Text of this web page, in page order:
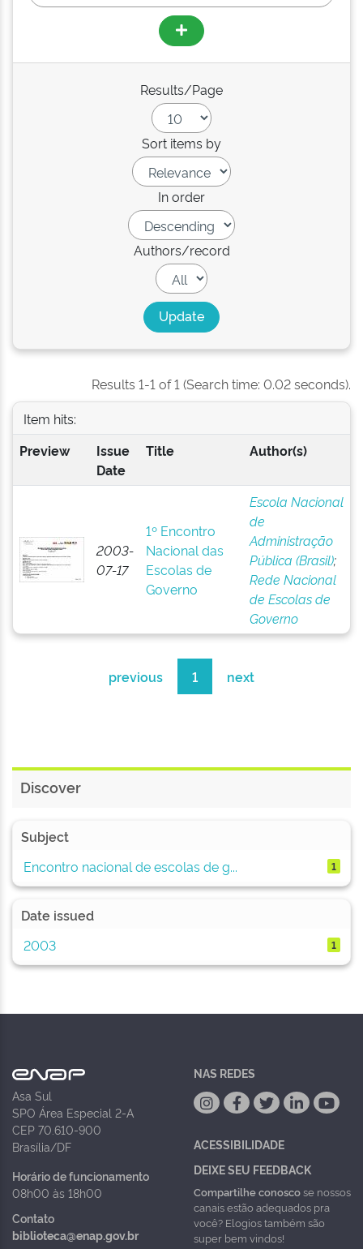
Results/Page
Sort items by
In order
Authors/record
Results 1-1 of 1 (Search time: 0.02 seconds).
Item hits:
Preview
Issue
Date
Title Author(s)
2003-
07-17
1º Encontro
Nacional das
Escolas de
Governo
Escola Nacional
de
Administração
Pública (Brasil);
Rede Nacional
de Escolas de
Governo
previous 1 next
Discover
Subject
Encontro nacional de escolas de g...
1
Date issued
2003
1
Asa Sul
SPO Área Especial 2-A
CEP 70.610-900
Brasília/DF
Horário de funcionamento
08h00 às 18h00
Contato
biblioteca@enap.gov.br
NAS REDES
ACESSIBILIDADE
DEIXE SEU FEEDBACK
Compartilhe conoscose nossos
canais estão adequados pra
você? Elogios também são
super bem vindos!